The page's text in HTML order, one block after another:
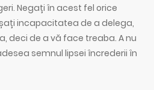
Negați în acest fel orice
incapacitatea de a delega,
deci de a vă face treaba. A nu
semnul lipsei încrederii în